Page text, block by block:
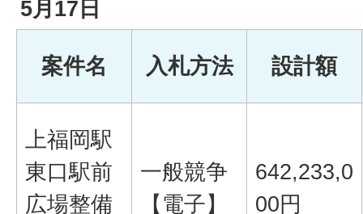
5月17日
案件名 入札方法 設計額
上福岡駅
東口駅前
広場整備
一般競争
【電子】
642,233,0
00円